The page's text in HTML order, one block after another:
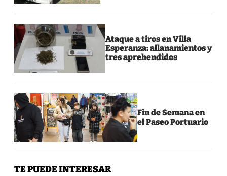
Ataque a tiros en Villa
Esperanza: allanamientos y
tres aprehendidos
Fin de Semana en
el Paseo Portuario
TE PUEDE INTERESAR